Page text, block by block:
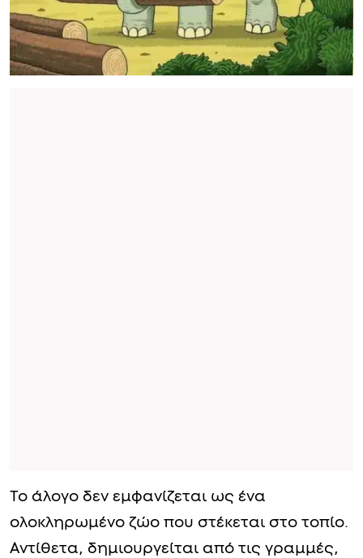
Το άλογο δεν εμφανίζεται ως ένα
ολοκληρωμένο ζώο που στέκεται στο τοπίο.
Αντίθετα, δημιουργείται από τις γραμμές,